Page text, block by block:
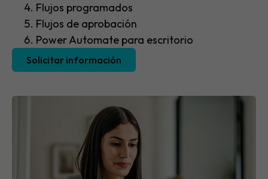
Flujos programados
Flujos de aprobación
Power Automate para escritorio
Solicitar información